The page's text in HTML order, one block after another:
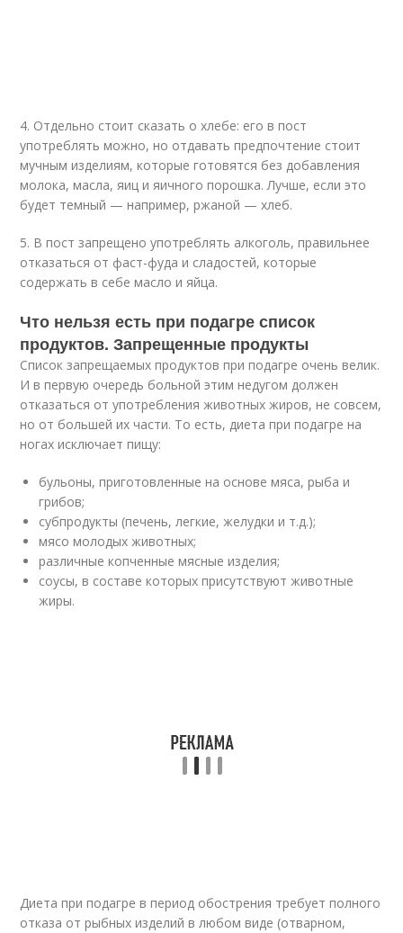
4. Отдельно стоит сказать о хлебе: его в пост
употреблять можно, но отдавать предпочтение стоит
мучным изделиям, которые готовятся без добавления
молока, масла, яиц и яичного порошка. Лучше, если это
будет темный — например, ржаной — хлеб.
5. В пост запрещено употреблять алкоголь, правильнее
отказаться от фаст-фуда и сладостей, которые
содержать в себе масло и яйца.
Что нельзя есть при подагре список
продуктов. Запрещенные продукты
Список запрещаемых продуктов при подагре очень велик.
И в первую очередь больной этим недугом должен
отказаться от употребления животных жиров, не совсем,
но от большей их части. То есть, диета при подагре на
ногах исключает пищу:
бульоны, приготовленные на основе мяса, рыба и
грибов;
субпродукты (печень, легкие, желудки и т.д.);
мясо молодых животных;
различные копченные мясные изделия;
соусы, в составе которых присутствуют животные
жиры.
Диета при подагре в период обострения требует полного
отказа от рыбных изделий в любом виде (отварном,